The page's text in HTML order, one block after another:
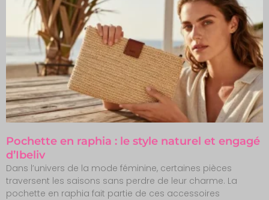
Pochette en raphia : le style naturel et engagé
d’Ibeliv
Dans l’univers de la mode féminine, certaines pièces
traversent les saisons sans perdre de leur charme. La
pochette en raphia fait partie de ces accessoires